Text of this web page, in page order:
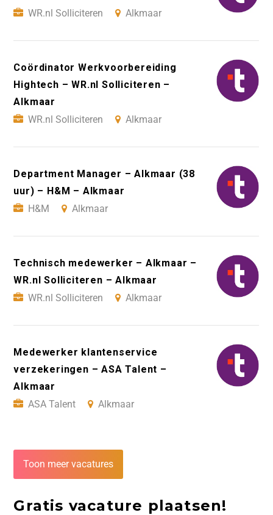
WR.nl Solliciteren
Alkmaar
Coördinator Werkvoorbereiding
Hightech – WR.nl Solliciteren –
Alkmaar
WR.nl Solliciteren
Alkmaar
Department Manager – Alkmaar (38
uur) – H&M – Alkmaar
H&M
Alkmaar
Technisch medewerker – Alkmaar –
WR.nl Solliciteren – Alkmaar
WR.nl Solliciteren
Alkmaar
Medewerker klantenservice
verzekeringen – ASA Talent –
Alkmaar
ASA Talent
Alkmaar
Toon meer vacatures
Gratis vacature plaatsen!